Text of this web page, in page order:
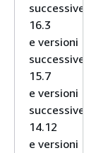
successive,
16.3
e versioni
successive,
15.7
e versioni
successive,
14.12
e versioni